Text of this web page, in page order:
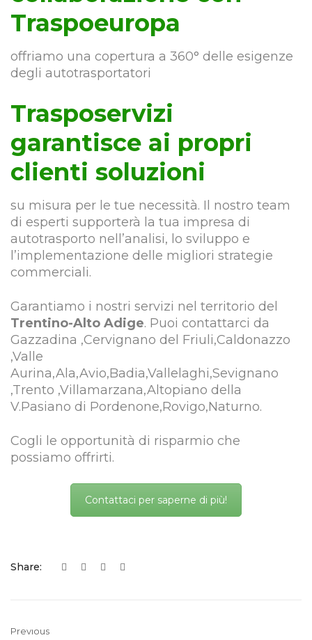
Traspoeuropa
offriamo una copertura a 360° delle esigenze
degli autotrasportatori
Trasposervizi
garantisce ai propri
clienti soluzioni
su misura per le tue necessità. Il nostro team
di esperti supporterà la tua impresa di
autotrasporto nell’analisi, lo sviluppo e
l’implementazione delle migliori strategie
commerciali.
Garantiamo i nostri servizi nel territorio del
Trentino-Alto Adige. Puoi contattarci da
Gazzadina ,Cervignano del Friuli,Caldonazzo
,Valle
Aurina,Ala,Avio,Badia,Vallelaghi,Sevignano
,Trento ,Villamarzana,Altopiano della
V.Pasiano di Pordenone,Rovigo,Naturno.
Cogli le opportunità di risparmio che
possiamo offrirti.
Contattaci per saperne di più!
Share:
Previous